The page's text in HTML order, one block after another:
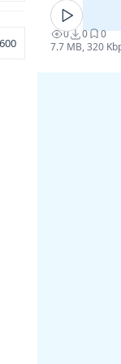
600
0 0
0
7.7 MB, 320